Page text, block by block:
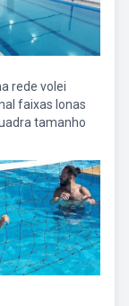
rede volei
faixas lonas
tamanho